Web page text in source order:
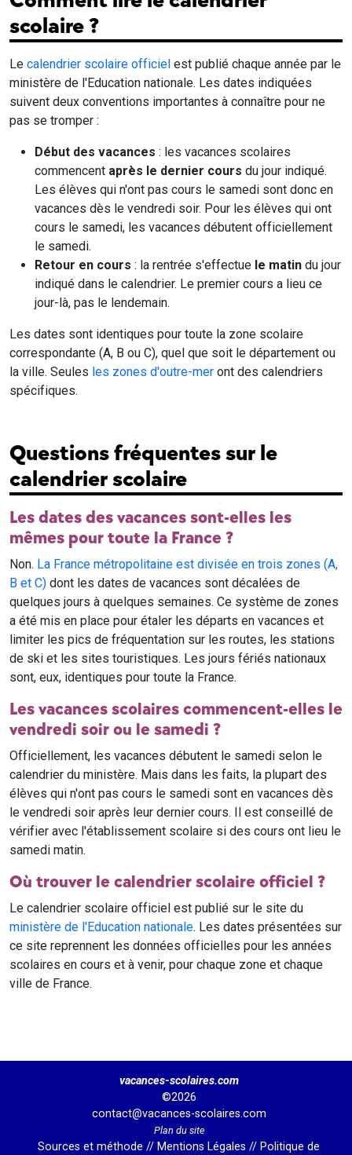
scolaire ?
Le calendrier scolaire officiel est publié chaque année par le
ministère de l'Education nationale. Les dates indiquées
suivent deux conventions importantes à connaître pour ne
pas se tromper :
Début des vacances : les vacances scolaires
commencent après le dernier cours du jour indiqué.
Les élèves qui n'ont pas cours le samedi sont donc en
vacances dès le vendredi soir. Pour les élèves qui ont
cours le samedi, les vacances débutent officiellement
le samedi.
Retour en cours : la rentrée s'effectue le matin du jour
indiqué dans le calendrier. Le premier cours a lieu ce
jour-là, pas le lendemain.
Les dates sont identiques pour toute la zone scolaire
correspondante (A, B ou C), quel que soit le département ou
la ville. Seules les zones d'outre-mer ont des calendriers
spécifiques.
Questions fréquentes sur le
calendrier scolaire
Les dates des vacances sont-elles les
mêmes pour toute la France ?
Non. La France métropolitaine est divisée en trois zones (A,
B et C) dont les dates de vacances sont décalées de
quelques jours à quelques semaines. Ce système de zones
a été mis en place pour étaler les départs en vacances et
limiter les pics de fréquentation sur les routes, les stations
de ski et les sites touristiques. Les jours fériés nationaux
sont, eux, identiques pour toute la France.
Les vacances scolaires commencent-elles le
vendredi soir ou le samedi ?
Officiellement, les vacances débutent le samedi selon le
calendrier du ministère. Mais dans les faits, la plupart des
élèves qui n'ont pas cours le samedi sont en vacances dès
le vendredi soir après leur dernier cours. Il est conseillé de
vérifier avec l'établissement scolaire si des cours ont lieu le
samedi matin.
Où trouver le calendrier scolaire officiel ?
Le calendrier scolaire officiel est publié sur le site du
ministère de l'Education nationale. Les dates présentées sur
ce site reprennent les données officielles pour les années
scolaires en cours et à venir, pour chaque zone et chaque
ville de France.
vacances-scolaires.com
©2026
contact@vacances-scolaires.com
Plan du site
Sources et méthode // Mentions Légales // Politique de